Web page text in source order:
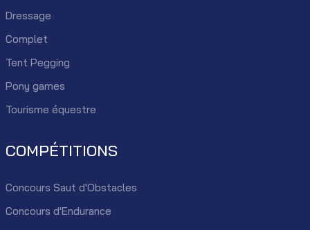
Dressage
Complet
Tent Pegging
Pony games
Tourisme équestre
COMPÉTITIONS
Concours Saut d'Obstacles
Concours d'Endurance